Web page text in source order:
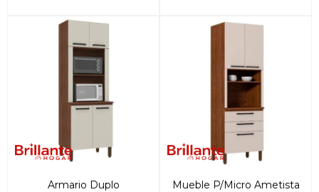
Armario Duplo Mueble P/Micro Ametista